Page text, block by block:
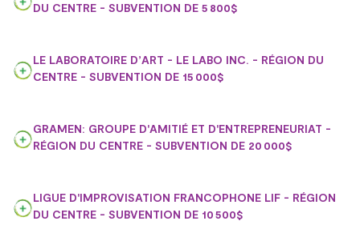
DU CENTRE - SUBVENTION DE 5 800$
LE LABORATOIRE D’ART - LE LABO INC. - RÉGION DU
CENTRE - SUBVENTION DE 15 000$
GRAMEN: GROUPE D'AMITIÉ ET D'ENTREPRENEURIAT -
RÉGION DU CENTRE - SUBVENTION DE 20 000$
LIGUE D'IMPROVISATION FRANCOPHONE LIF - RÉGION
DU CENTRE - SUBVENTION DE 10 500$